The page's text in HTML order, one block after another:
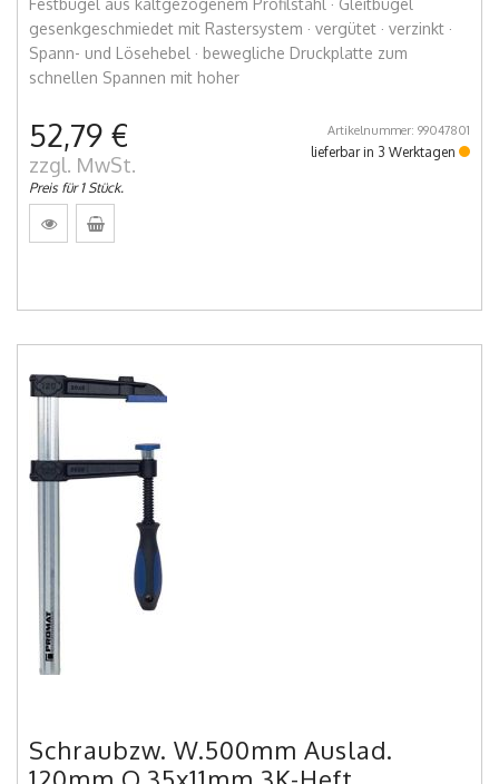
Festbügel aus kaltgezogenem Profilstahl · Gleitbügel
gesenkgeschmiedet mit Rastersystem · vergütet · verzinkt ·
Spann- und Lösehebel · bewegliche Druckplatte zum
schnellen Spannen mit hoher
52,79 €
zzgl. MwSt.
Preis für 1 Stück.
Artikelnummer: 99047801
lieferbar in 3 Werktagen
Schraubzw. W.500mm Auslad.